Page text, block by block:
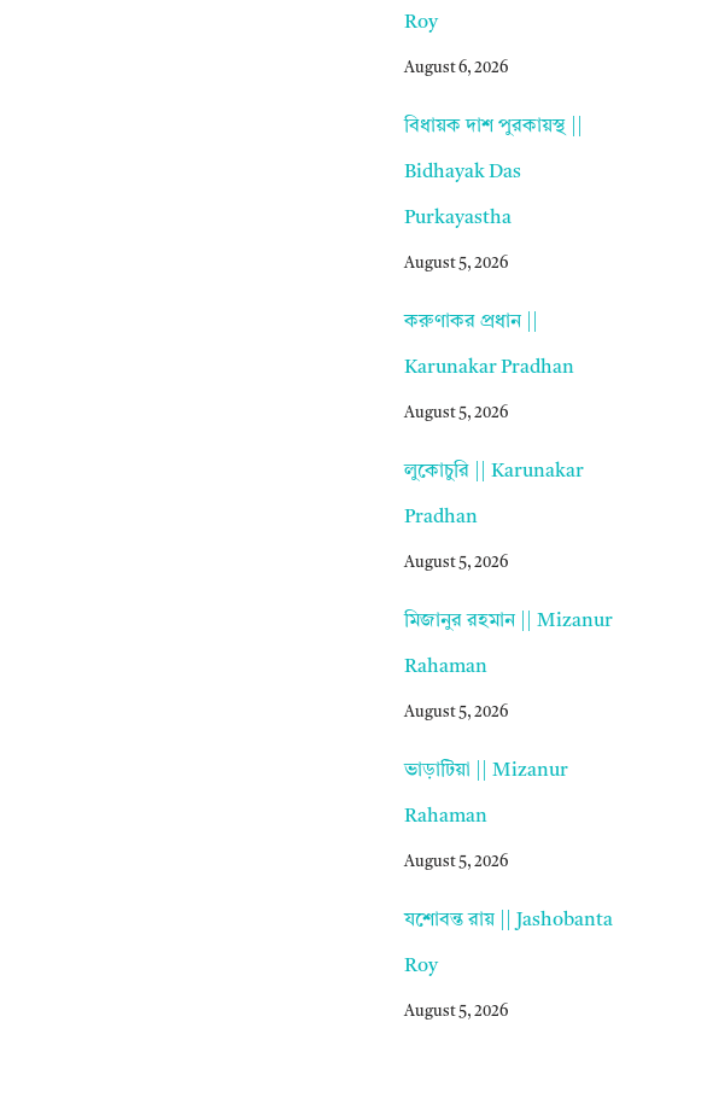
Roy
August 6, 2026
বিধায়ক দাশ পুরকায়স্থ ||
Bidhayak Das
Purkayastha
August 5, 2026
করুণাকর প্রধান ||
Karunakar Pradhan
August 5, 2026
লুকোচুরি || Karunakar
Pradhan
August 5, 2026
মিজানুর রহমান || Mizanur
Rahaman
August 5, 2026
ভাড়াটিয়া || Mizanur
Rahaman
August 5, 2026
যশোবন্ত রায় || Jashobanta
Roy
August 5, 2026